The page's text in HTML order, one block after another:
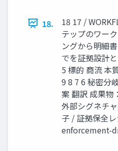
18.
18 17 /
テップのワー
ングから明細
でを証拠設計
5 標的 商流 本
9 8 7 6 秘密分
案 翻訳 成果物
外部シグネチ
子 / 証拠保全
enforcement-